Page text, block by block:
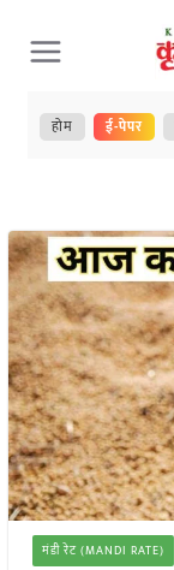
Skip
to
content
होम ई-पेपर
मंडी रेट (MANDI RATE)